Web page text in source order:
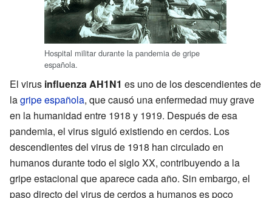
Hospital militar durante la pandemia de gripe
española.
El virus influenza AH1N1 es uno de los descendientes de
lagripe española, que causó una enfermedad muy grave
en la humanidad entre 1918 y 1919. Después de esa
pandemia, el virus siguió existiendo en cerdos. Los
descendientes del virus de 1918 han circulado en
humanos durante todo el siglo XX, contribuyendo a la
gripe estacional que aparece cada año. Sin embargo, el
paso directo del virus de cerdos a humanos es poco